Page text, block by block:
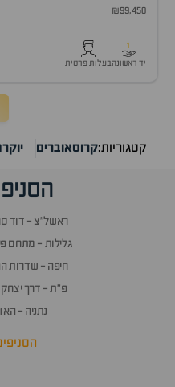
₪99,450
1
יד ראשונהבעלות פרטית
קטגוריות:קרוסאוברים
ראשל״צ - דוד סחרוב 7,
גלילות - מתחם
חיפה - שדרות
פ״ת - דרך יצחק רבין 5,
נתניה - האורזים